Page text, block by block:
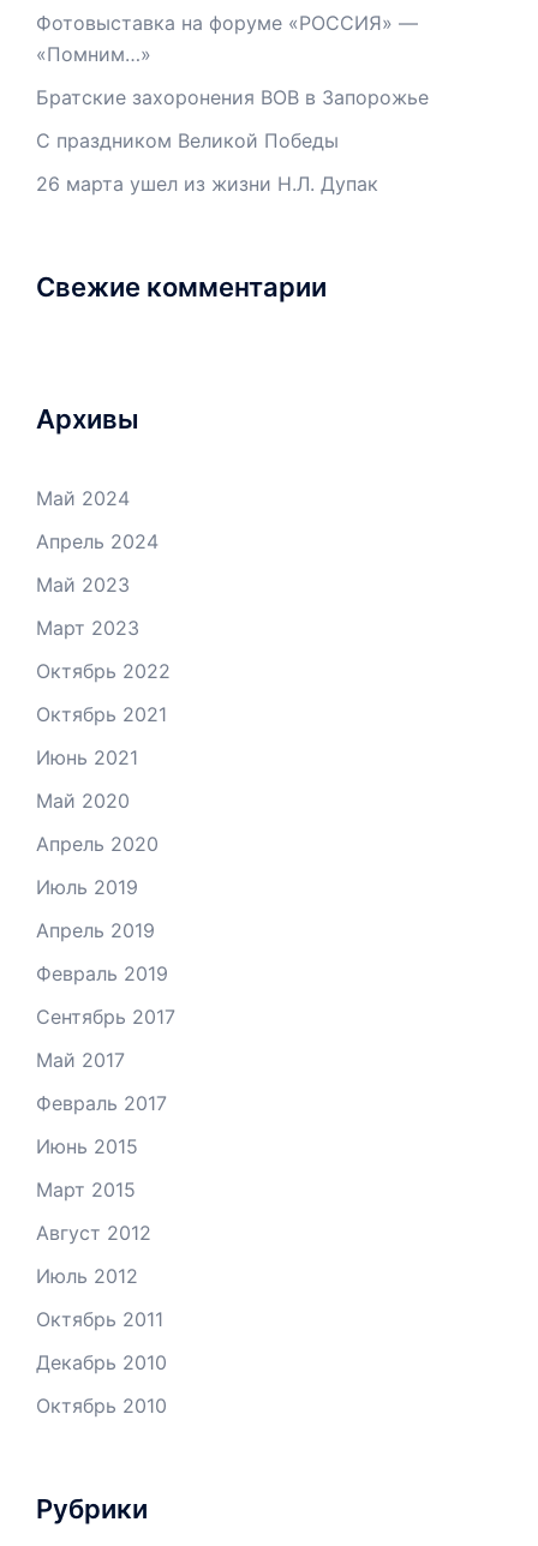
Фотовыставка на форуме «РОССИЯ» —
«Помним…»
Братские захоронения ВОВ в Запорожье
С праздником Великой Победы
26 марта ушел из жизни Н.Л. Дупак
Свежие комментарии
Архивы
Май 2024
Апрель 2024
Май 2023
Март 2023
Октябрь 2022
Октябрь 2021
Июнь 2021
Май 2020
Апрель 2020
Июль 2019
Апрель 2019
Февраль 2019
Сентябрь 2017
Май 2017
Февраль 2017
Июнь 2015
Март 2015
Август 2012
Июль 2012
Октябрь 2011
Декабрь 2010
Октябрь 2010
Рубрики